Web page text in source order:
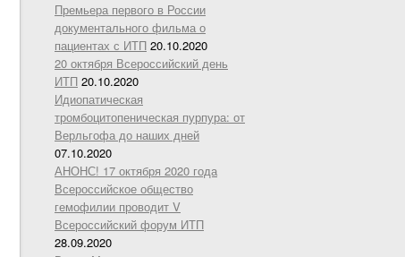
Премьера первого в России
документального фильма о
пациентах с ИТП 20.10.2020
20 октября Всероссийский день
ИТП 20.10.2020
Идиопатическая
тромбоцитопеническая пурпура: от
Верльгофа до наших дней
07.10.2020
АНОНС! 17 октября 2020 года
Всероссийское общество
гемофилии проводит V
Всероссийский форум ИТП
28.09.2020